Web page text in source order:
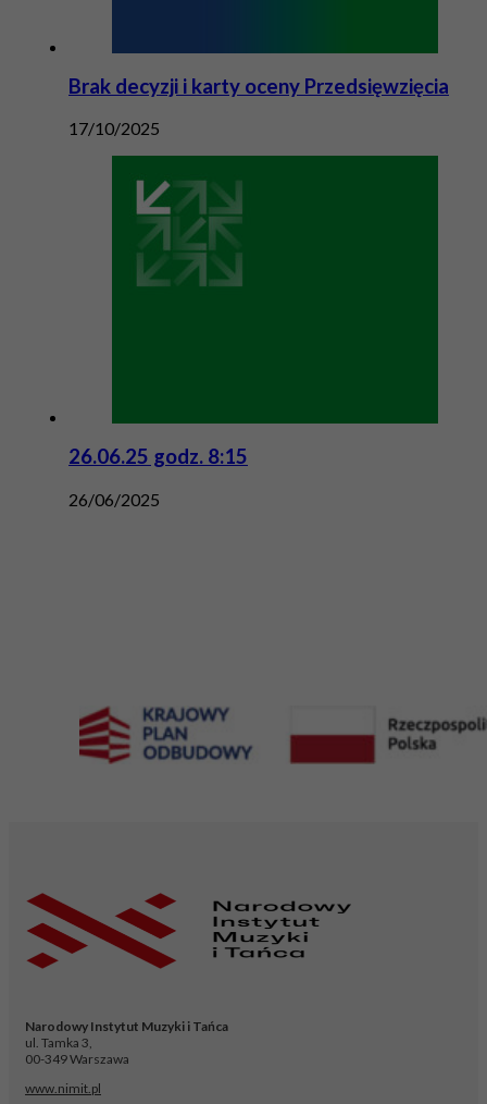
Brak decyzji i karty oceny Przedsięwzięcia
17/10/2025
26.06.25 godz. 8:15
26/06/2025
Narodowy Instytut Muzyki i Tańca
ul. Tamka 3,
00-349 Warszawa
www.nimit.pl